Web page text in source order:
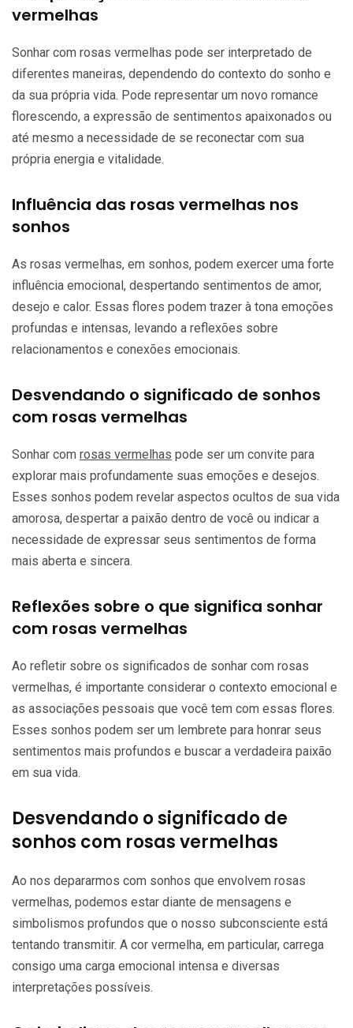
vermelhas
Sonhar com rosas vermelhas pode ser interpretado de
diferentes maneiras, dependendo do contexto do sonho e
da sua própria vida. Pode representar um novo romance
florescendo, a expressão de sentimentos apaixonados ou
até mesmo a necessidade de se reconectar com sua
própria energia e vitalidade.
Influência das rosas vermelhas nos
sonhos
As rosas vermelhas, em sonhos, podem exercer uma forte
influência emocional, despertando sentimentos de amor,
desejo e calor. Essas flores podem trazer à tona emoções
profundas e intensas, levando a reflexões sobre
relacionamentos e conexões emocionais.
Desvendando o significado de sonhos
com rosas vermelhas
Sonhar com rosas vermelhas pode ser um convite para
explorar mais profundamente suas emoções e desejos.
Esses sonhos podem revelar aspectos ocultos de sua vida
amorosa, despertar a paixão dentro de você ou indicar a
necessidade de expressar seus sentimentos de forma
mais aberta e sincera.
Reflexões sobre o que significa sonhar
com rosas vermelhas
Ao refletir sobre os significados de sonhar com rosas
vermelhas, é importante considerar o contexto emocional e
as associações pessoais que você tem com essas flores.
Esses sonhos podem ser um lembrete para honrar seus
sentimentos mais profundos e buscar a verdadeira paixão
em sua vida.
Desvendando o significado de
sonhos com rosas vermelhas
Ao nos depararmos com sonhos que envolvem rosas
vermelhas, podemos estar diante de mensagens e
simbolismos profundos que o nosso subconsciente está
tentando transmitir. A cor vermelha, em particular, carrega
consigo uma carga emocional intensa e diversas
interpretações possíveis.